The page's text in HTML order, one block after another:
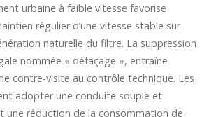
urbaine à faible vitesse favorise
régulier d’une vitesse stable sur
naturelle du filtre. La suppression
nommée « défaçage », entraîne
contre-visite au contrôle technique. Les
adopter une conduite souple et
une réduction de la consommation de